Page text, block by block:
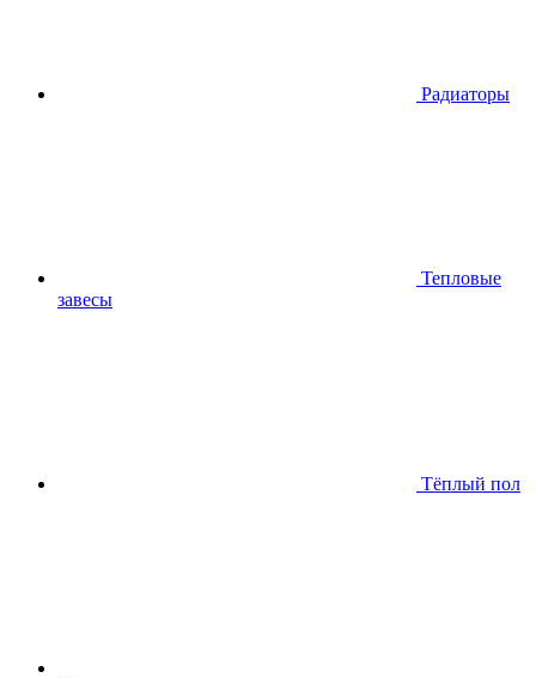
Радиаторы
Тепловые
завесы
Тёплый пол